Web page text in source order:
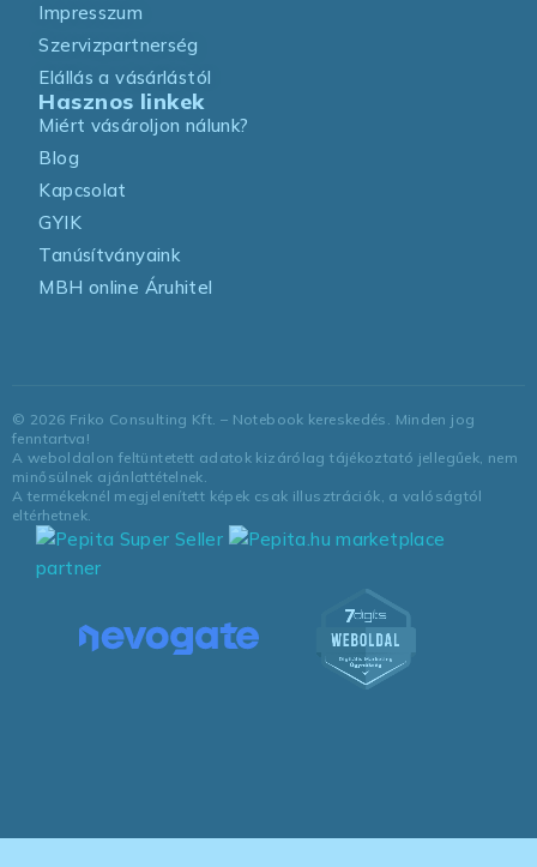
Impresszum
Szervizpartnerség
Elállás a vásárlástól
Hasznos linkek
Miért vásároljon nálunk?
Blog
Kapcsolat
GYIK
Tanúsítványaink
MBH online Áruhitel
© 2026 Friko Consulting Kft. – Notebook kereskedés. Minden jog
fenntartva!
A weboldalon feltüntetett adatok kizárólag tájékoztató jellegűek, nem
minősülnek ajánlattételnek.
A termékeknél megjelenített képek csak illusztrációk, a valóságtól
eltérhetnek.
marketplace
partner